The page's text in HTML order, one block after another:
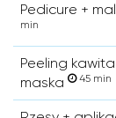
Pedicure +
min
Peeling
maska
45 min